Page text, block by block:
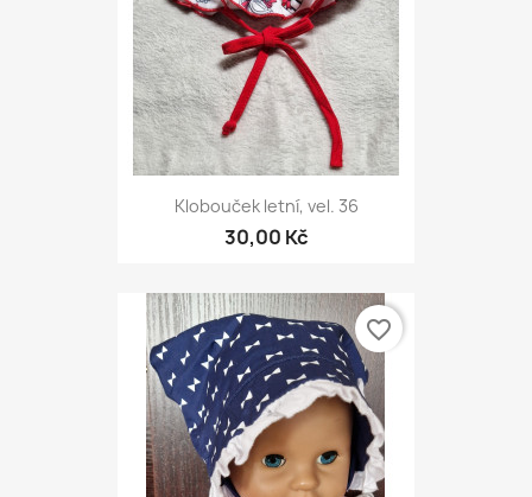
Klobouček letní, vel. 36
30,00 Kč
favorite_border